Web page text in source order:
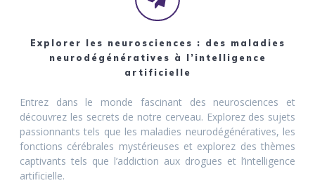
Explorer les neurosciences : des maladies
neurodégénératives à l’intelligence
artificielle
Entrez dans le monde fascinant des neurosciences et
découvrez les secrets de notre cerveau. Explorez des sujets
passionnants tels que les maladies neurodégénératives, les
fonctions cérébrales mystérieuses et explorez des thèmes
captivants tels que l’addiction aux drogues et l’intelligence
artificielle.